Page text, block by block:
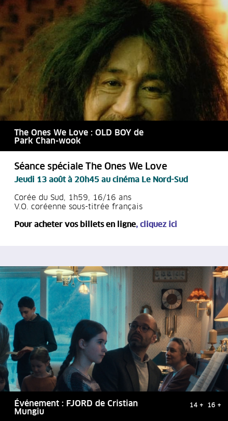
The Ones We Love : OLD BOY de
Park Chan-wook
Séance spéciale The Ones We Love
Jeudi 13 août à 20h45 au cinéma Le Nord-Sud
Corée du Sud, 1h59, 16/16 ans
V.O. coréenne sous-titrée français
Pour acheter vos billets en ligne, cliquez ici
Événement : FJORD de Cristian
Mungiu
14 + 16 +